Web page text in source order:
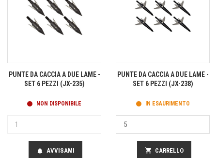
PUNTE DA CACCIA A DUE LAME -
SET 6 PEZZI (JX-235)
NON DISPONIBILE
notifications AVVISAMI
PUNTE DA CACCIA A DUE LAME -
SET 6 PEZZI (JX-238)
IN ESAURIMENTO
shopping_cart CARRELLO